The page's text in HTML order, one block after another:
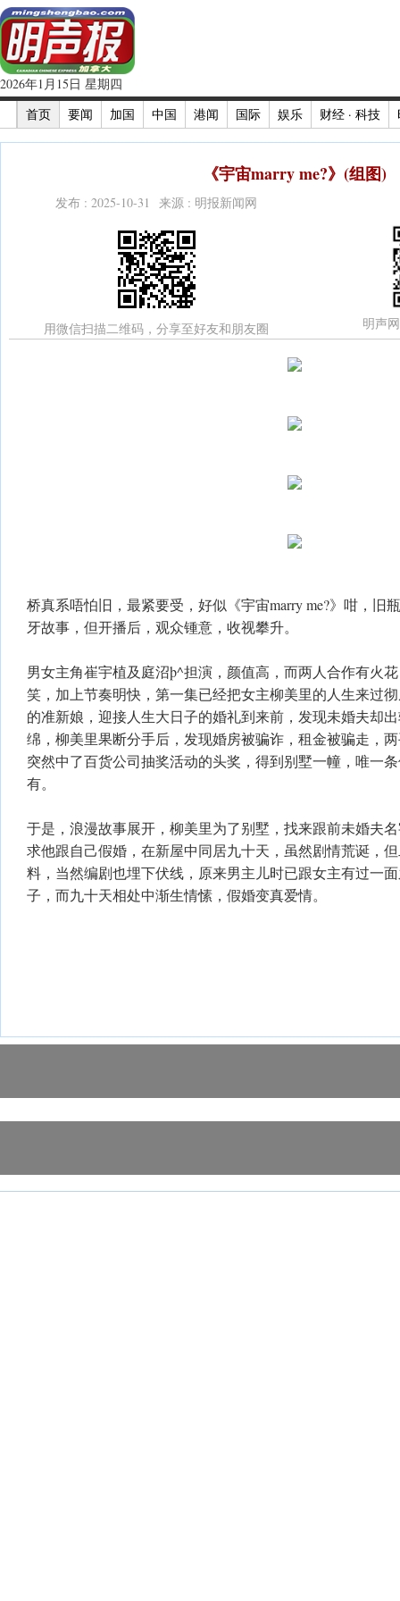
2026年1月15日 星期四
首页
要闻 加国 中国 港闻 国际 娱乐 财经 · 科技
《宇宙marry me?》(组图)
发布 : 2025-10-31 来源 : 明报新闻网
用微信扫描二维码，分享至好友和朋友圈 明声
桥真系唔怕旧，最紧要受，好似《宇宙marry me?》咁，旧
牙故事，但开播后，观众锺意，收视攀升。
男女主角崔宇植及庭沼þ^担演，颜值高，而两人合作有火
笑，加上节奏明快，第一集已经把女主柳美里的人生来过
的准新娘，迎接人生大日子的婚礼到来前，发现未婚夫却
绵，柳美里果断分手后，发现婚房被骗诈，租金被骗走，
突然中了百货公司抽奖活动的头奖，得到别墅一幢，唯一
有。
于是，浪漫故事展开，柳美里为了别墅，找来跟前未婚夫
求他跟自己假婚，在新屋中同居九十天，虽然剧情荒诞，
料，当然编剧也埋下伏线，原来男主儿时已跟女主有过一
子，而九十天相处中渐生情愫，假婚变真爱情。